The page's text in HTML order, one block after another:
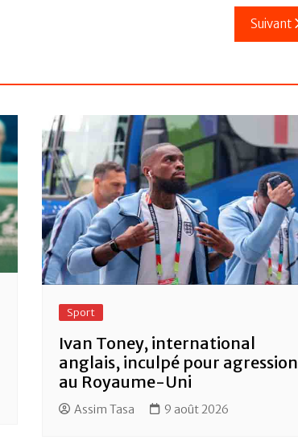
Suivant
Sport
Ivan Toney, international
anglais, inculpé pour agression
au Royaume-Uni
Assim Tasa 9 août 2026